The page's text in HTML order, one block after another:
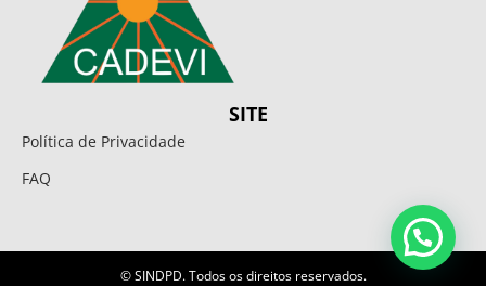
SITE
Política de Privacidade
FAQ
© SINDPD. Todos os direitos reservados.